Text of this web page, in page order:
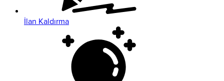
İlan Kaldırma